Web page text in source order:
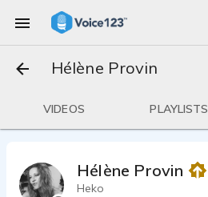
Hélène Provin
VIDEOS PLAYLISTS
Hélène Provin
Heko